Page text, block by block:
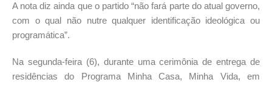
A nota diz ainda que o partido “não fará parte do atual governo,
com o qual não nutre qualquer identificação ideológica ou
programática”.
Na segunda-feira (6), durante uma cerimônia de entrega de
residências do Programa Minha Casa, Minha Vida, em